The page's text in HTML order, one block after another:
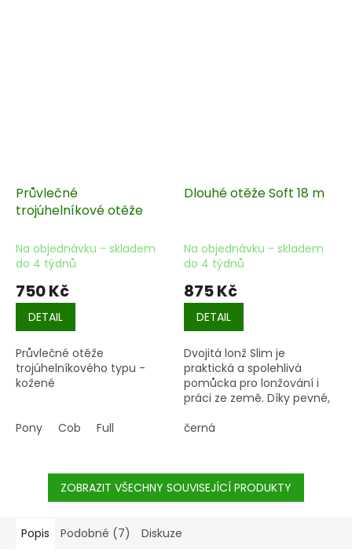
Průvlečné
trojúhelníkové otěže
Na objednávku - skladem
do 4 týdnů
750 Kč
DETAIL
Průvlečné otěže
trojúhelníkového typu -
kožené
Pony Cob Full
Dlouhé otěže Soft 18 m
Na objednávku - skladem
do 4 týdnů
875 Kč
DETAIL
Dvojitá lonž Slim je
praktická a spolehlivá
pomůcka pro lonžování i
práci ze země. Díky pevné,
snadno manipuluje a
metrů nabízí dostatek
prostoru pro efektivní
trénink.
černá
ZOBRAZIT VŠECHNY SOUVISEJÍCÍ PRODUKTY
Popis Podobné (7) Diskuze